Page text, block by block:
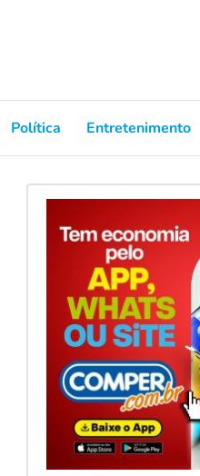
Política Entretenimento